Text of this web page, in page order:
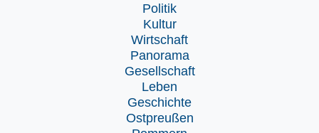
Politik
Kultur
Wirtschaft
Panorama
Gesellschaft
Leben
Geschichte
Ostpreußen